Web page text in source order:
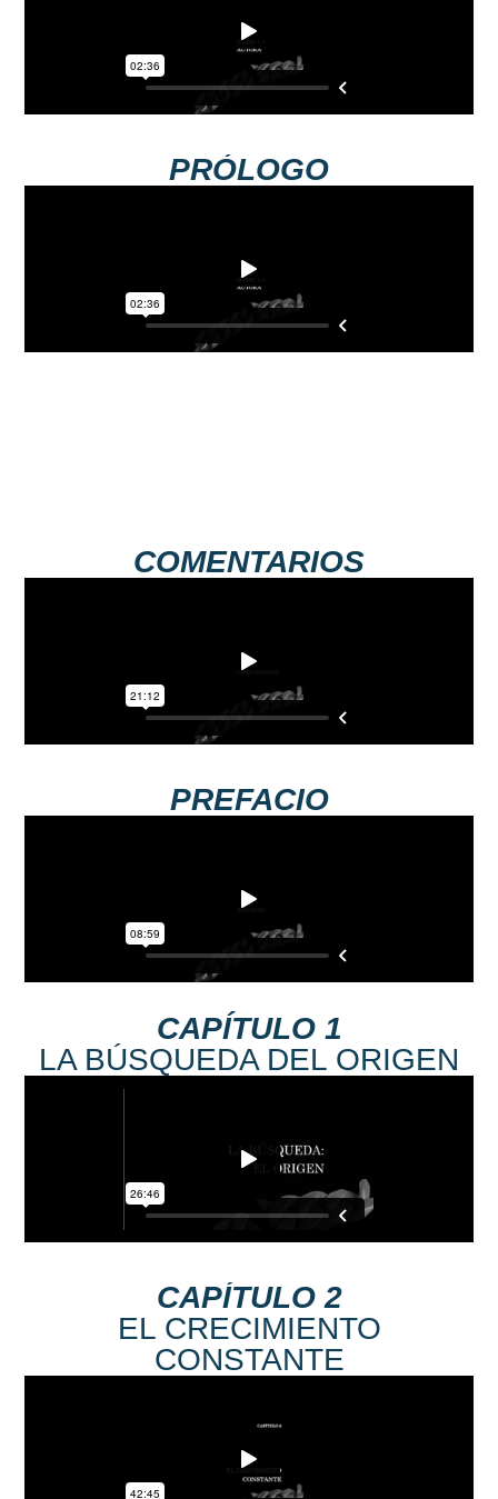
PRÓLOGO
COMENTARIOS
PREFACIO
CAPÍTULO 1
LA BÚSQUEDA DEL ORIGEN
CAPÍTULO 2
EL CRECIMIENTO
CONSTANTE